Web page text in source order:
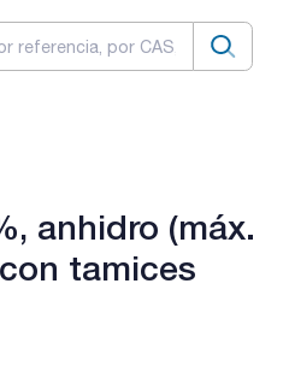
anhidro (máx.
tamices